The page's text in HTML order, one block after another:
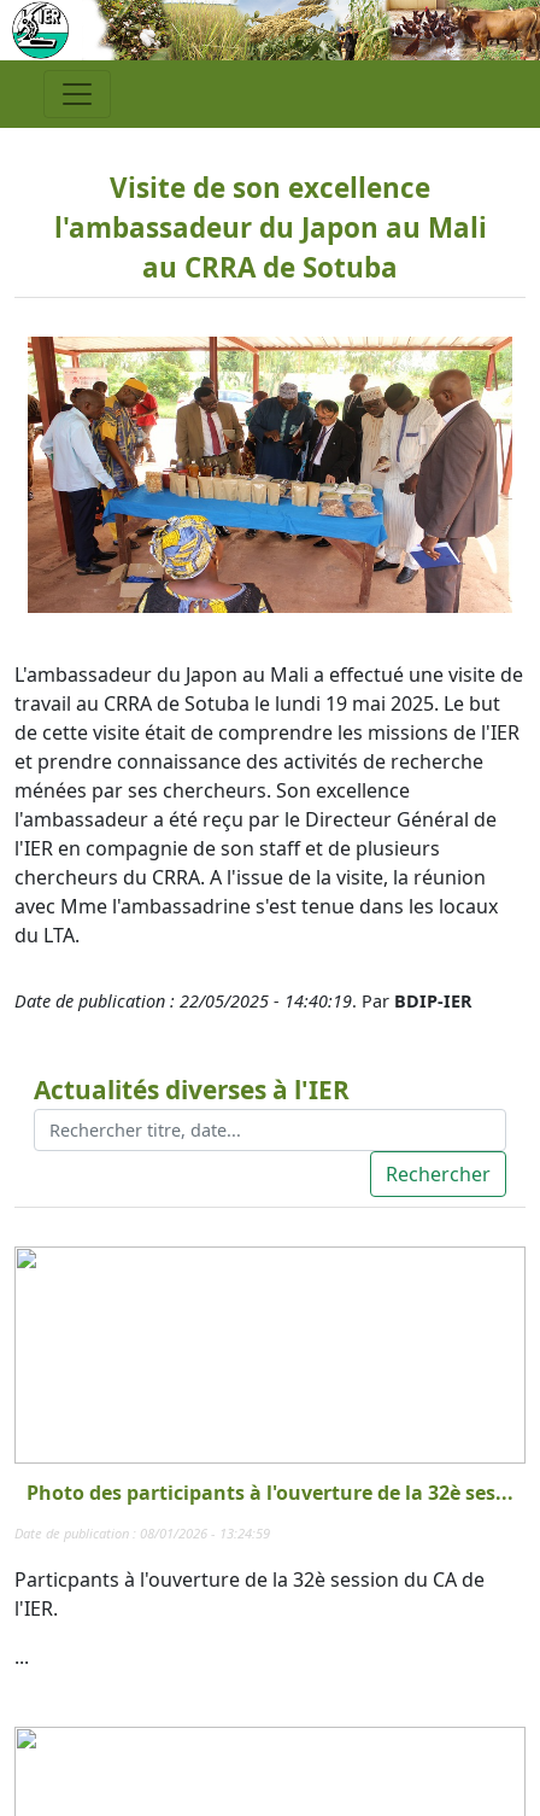
Visite de son excellence
l'ambassadeur du Japon au Mali
au CRRA de Sotuba
L'ambassadeur du Japon au Mali a effectué une visite de
travail au CRRA de Sotuba le lundi 19 mai 2025. Le but
de cette visite était de comprendre les missions de l'IER
et prendre connaissance des activités de recherche
ménées par ses chercheurs. Son excellence
l'ambassadeur a été reçu par le Directeur Général de
l'IER en compagnie de son staff et de plusieurs
chercheurs du CRRA. A l'issue de la visite, la réunion
avec Mme l'ambassadrine s'est tenue dans les locaux
du LTA.
Date de publication : 22/05/2025 - 14:40:19. Par BDIP-IER
Actualités diverses à l'IER
Photo des participants à l'ouverture de la 32è ses...
Date de publication : 08/01/2026 - 13:24:59
Particpants à l'ouverture de la 32è session du CA de
l'IER.
...